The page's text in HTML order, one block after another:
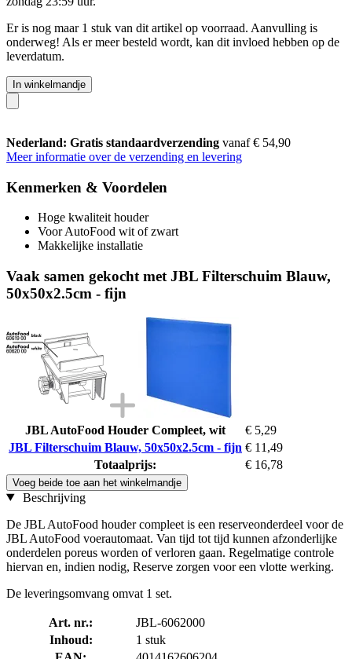
Er is nog maar 1 stuk van dit artikel op voorraad. Aanvulling is
onderweg! Als er meer besteld wordt, kan dit invloed hebben op de
leverdatum.
In winkelmandje
Nederland: Gratis standaardverzending vanaf € 54,90
Meer informatie over de verzending en levering
Kenmerken & Voordelen
Hoge kwaliteit houder
Voor AutoFood wit of zwart
Makkelijke installatie
Vaak samen gekocht met JBL Filterschuim Blauw,
50x50x2.5cm - fijn
JBL AutoFood Houder Compleet, wit
€ 5,29
JBL Filterschuim Blauw, 50x50x2.5cm - fijn € 11,49
Totaalprijs:
€ 16,78
Voeg beide toe aan het winkelmandje
Beschrijving
De JBL AutoFood houder compleet is een reserveonderdeel voor de
JBL AutoFood voerautomaat. Van tijd tot tijd kunnen afzonderlijke
onderdelen poreus worden of verloren gaan. Regelmatige controle
hiervan en, indien nodig, Reserve zorgen voor een vlotte werking.
De leveringsomvang omvat 1 set.
Art. nr.:
JBL-6062000
Inhoud:
1 stuk